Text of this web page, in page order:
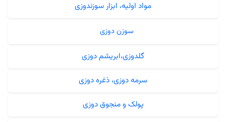
مواد اولیه، ابزار سوزندوزی
سوزن دوزی
گلدوزی،ابریشم دوزی
سرمه دوزی، ذغره دوزی
پولک و منجوق دوزی